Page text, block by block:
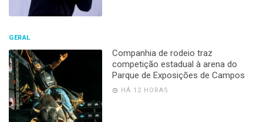
GERAL
Companhia de rodeio traz
competição estadual à arena do
Parque de Exposições de Campos
HÁ 12 HORAS